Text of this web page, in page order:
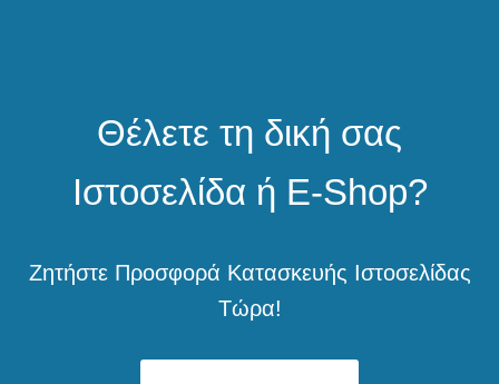
Θέλετε τη δική σας
Ιστοσελίδα ή E-Shop?
Ζητήστε Προσφορά Κατασκευής Ιστοσελίδας
Τώρα!